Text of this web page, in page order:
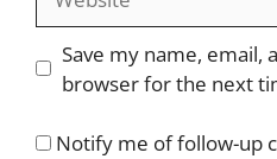
Save my name, email,
browser for the next
Notify me of follow-up